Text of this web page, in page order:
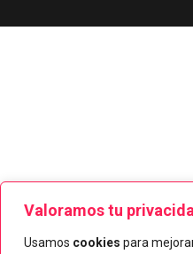
Valoramos tu
Usamos cookies para